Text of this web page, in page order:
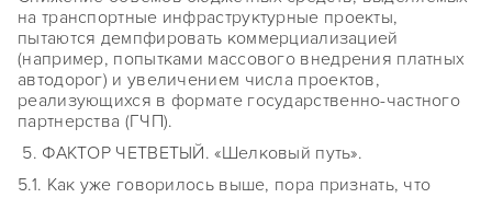
на транспортные инфраструктурные проекты,
пытаются демпфировать коммерциализацией
(например, попытками массового внедрения платных
автодорог) и увеличением числа проектов,
реализующихся в формате государственно-частного
партнерства (ГЧП).
5. ФАКТОР ЧЕТВЕТЫЙ. «Шелковый путь».
5.1. Как уже говорилось выше, пора признать, что